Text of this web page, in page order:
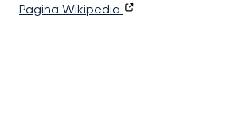
Pagina Wikipedia